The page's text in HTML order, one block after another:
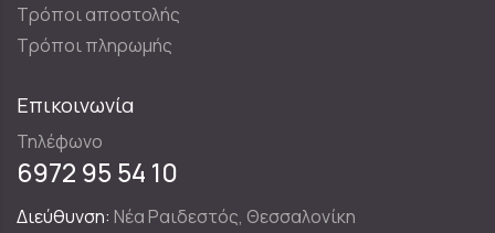
Τρόποι αποστολής
Τρόποι πληρωμής
Επικοινωνία
Τηλέφωνο
6972 95 54 10
Διεύθυνση: Νέα Ραιδεστός, Θεσσαλονίκη